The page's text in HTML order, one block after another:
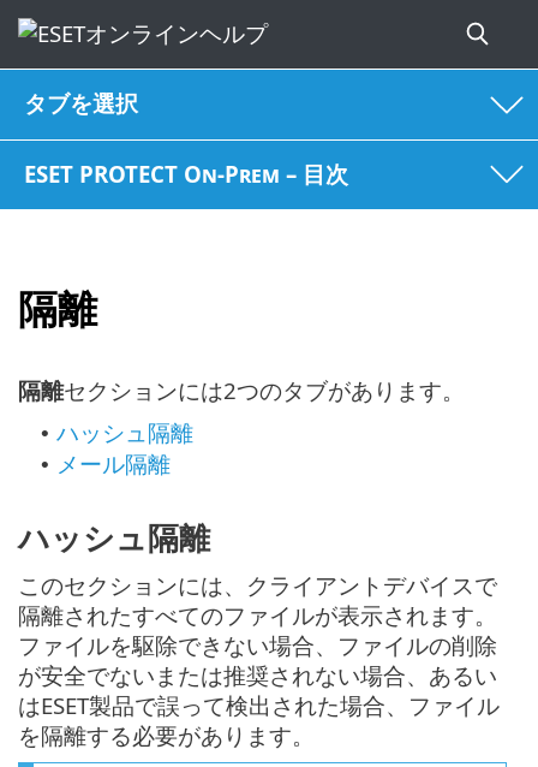
タブを選択
ESET PROTECT On-Prem – 目次
隔離
隔離セクションには2つのタブがあります。
• ハッシュ隔離
• メール隔離
ハッシュ隔離
このセクションには、クライアントデバイスで
隔離されたすべてのファイルが表示されます。
ファイルを駆除できない場合、ファイルの削除
が安全でないまたは推奨されない場合、あるい
はESET製品で誤って検出された場合、ファイル
を隔離する必要があります。